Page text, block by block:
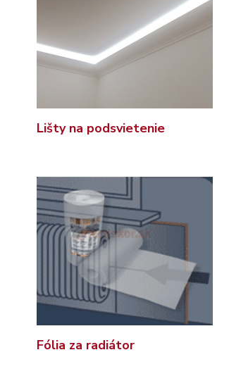
Lišty na podsvietenie
Fólia za radiátor